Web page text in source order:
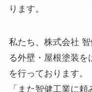
ります。
私たち、株式会社
る外壁・屋根塗装を
を行っております。
「また智健工業に